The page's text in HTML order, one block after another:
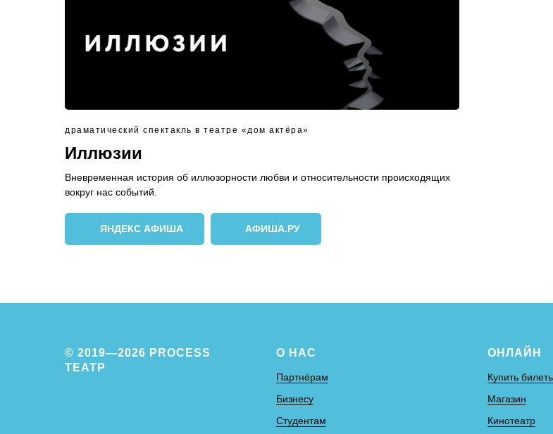
драматический спектакль в театре «дом актёра»
Иллюзии
Вневременная история об иллюзорности любви и относительности происходящих
вокруг нас событий.
ЯНДЕКС АФИША АФИША.РУ
© 2019—2026 PROCESS
ТЕАТР
О НАС
Партнёрам
Бизнесу
Студентам
ОНЛАЙН
Купить
Магазин
Кинотеатр